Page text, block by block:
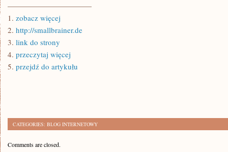
———————————
1. zobacz więcej
2. http://smallbrainer.de
3. link do strony
4. przeczytaj więcej
5. przejdź do artykułu
CATEGORIES: BLOG INTERNETOWY
Comments are closed.